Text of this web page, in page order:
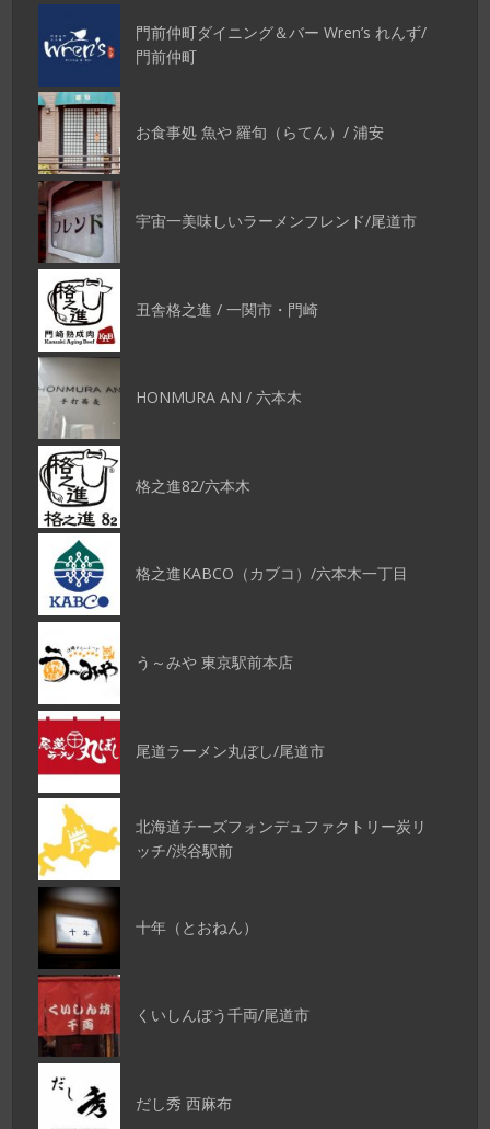
門前仲町ダイニング＆バー Wren’s れんず/
門前仲町
お食事処 魚や 羅旬（らてん）/ 浦安
宇宙一美味しいラーメンフレンド/尾道市
丑舎格之進 / 一関市・門崎
HONMURA AN / 六本木
格之進82/六本木
格之進KABCO（カブコ）/六本木一丁目
う～みや 東京駅前本店
尾道ラーメン丸ぼし/尾道市
北海道チーズフォンデュファクトリー炭リ
ッチ/渋谷駅前
十年（とおねん）
くいしんぼう千両/尾道市
だし秀 西麻布